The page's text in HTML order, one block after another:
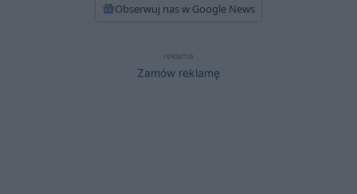
Obserwuj nas w Google News
reklama
Zamów reklamę